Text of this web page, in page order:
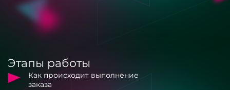
Этапы работы
Как происходит выполнение
заказа